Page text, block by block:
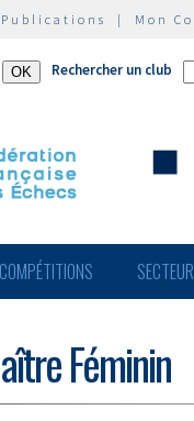
Publications | Mon
Rechercher un club
COMPÉTITIONS
Féminin